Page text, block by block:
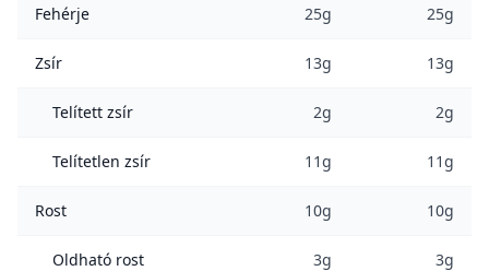
Fehérje 25g 25g
Zsír 13g 13g
Telített zsír 2g 2g
Telítetlen zsír 11g 11g
Rost 10g 10g
Oldható rost 3g 3g